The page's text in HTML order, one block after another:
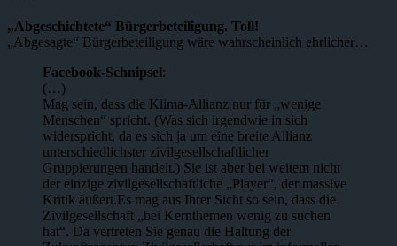
„Abgeschichtete“ Bürgerbeteiligung. Toll!
„Abgesagte“ Bürgerbeteiligung wäre wahrscheinlich ehrlicher…
Facebook-Schnipsel:
(…)
Mag sein, dass die Klima-Allianz nur für „wenige
Menschen“ spricht. (Was sich irgendwie in sich
widerspricht, da es sich ja um eine breite Allianz
unterschiedlichster zivilgesellschaftlicher
Gruppierungen handelt.) Sie ist aber bei weitem nicht
der einzige zivilgesellschaftliche „Player“, der massive
Kritik äußert.Es mag aus Ihrer Sicht so sein, dass die
Zivilgesellschaft „bei Kernthemen wenig zu suchen
hat“. Da vertreten Sie genau die Haltung der